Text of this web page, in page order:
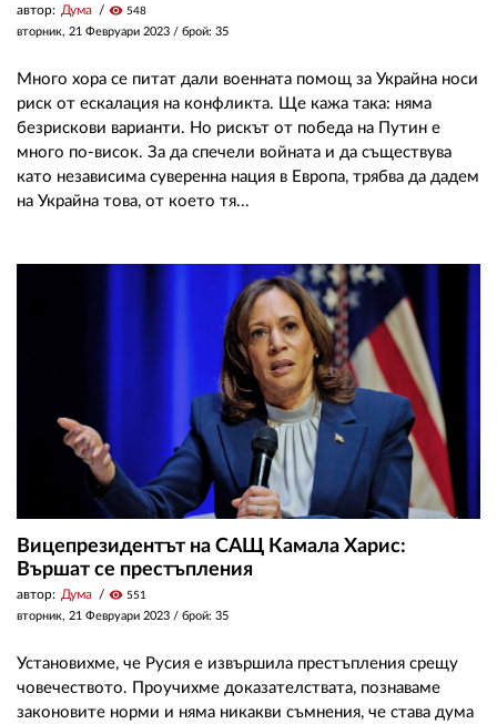
автор: Дума visibility 548
вторник, 21 Февруари 2023 / брой: 35
Много хора се питат дали военната помощ за Украйна носи
риск от ескалация на конфликта. Ще кажа така: няма
безрискови варианти. Но рискът от победа на Путин е
много по-висок. За да спечели войната и да съществува
като независима суверенна нация в Европа, трябва да дадем
на Украйна това, от което тя...
Вицепрезидентът на САЩ Камала Харис:
Вършат се престъпления
автор: Дума visibility 551
вторник, 21 Февруари 2023 / брой: 35
Установихме, че Русия е извършила престъпления срещу
човечеството. Проучихме доказателствата, познаваме
законовите норми и няма никакви съмнения, че става дума